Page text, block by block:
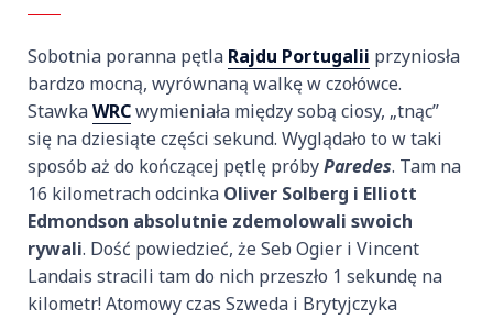
Sobotnia poranna pętla Rajdu Portugalii przyniosła
bardzo mocną, wyrównaną walkę w czołówce.
StawkaWRCwymieniała między sobą ciosy, „tnąc”
się na dziesiąte części sekund. Wyglądało to w taki
sposób aż do kończącej pętlę próbyParedes. Tam na
16 kilometrach odcinka Oliver Solberg i Elliott
Edmondson absolutnie zdemolowali swoich
rywali. Dość powiedzieć, że Seb Ogier i Vincent
Landais stracili tam do nich przeszło 1 sekundę na
kilometr! Atomowy czas Szweda i Brytyjczyka